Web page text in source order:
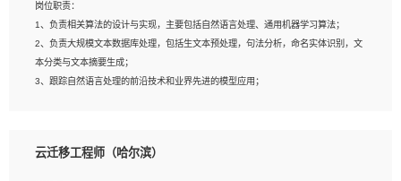
3、熟悉数据库开发，熟悉Mysql、Oracle、MongoDb数据库应用开发其中一种；
4、熟悉Python Wed框架（Django/Flask...）代码能力优秀，熟悉编码规范和具备
良好的文档编写能力）；
5、沟通表达能力强，具备团队协作能力。
岗位职责：
1、负责相关算法的设计与实现，主要包括自然语言处理、通用机器学习算法；
2、负责大规模文本数据库处理，包括生文本预处理，句法分析，命名实体识别，文
本分类与文本摘要生成；
3、跟踪自然语言处理的前沿技术和业界先进的模型应用；
岗位要求：
云迁移工程师（哈尔滨）